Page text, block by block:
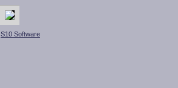
S10 Software